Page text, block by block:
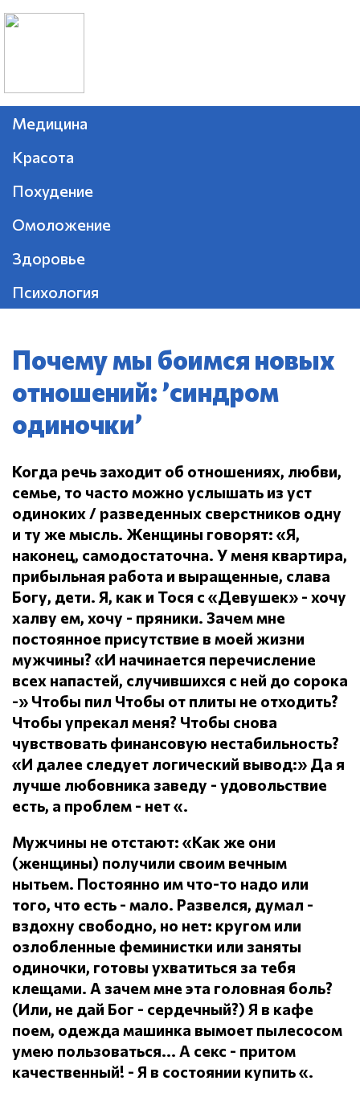
Медицина
Красота
Похудение
Омоложение
Здоровье
Психология
Почему мы боимся новых
отношений: ’синдром
одиночки’
Когда речь заходит об отношениях, любви,
семье, то часто можно услышать из уст
одиноких / разведенных сверстников одну
и ту же мысль. Женщины говорят: «Я,
наконец, самодостаточна. У меня квартира,
прибыльная работа и выращенные, слава
Богу, дети. Я, как и Тося с «Девушек» - хочу
халву ем, хочу - пряники. Зачем мне
постоянное присутствие в моей жизни
мужчины? «И начинается перечисление
всех напастей, случившихся с ней до сорока
-» Чтобы пил Чтобы от плиты не отходить?
Чтобы упрекал меня? Чтобы снова
чувствовать финансовую нестабильность?
«И далее следует логический вывод:» Да я
лучше любовника заведу - удовольствие
есть, а проблем - нет «.
Мужчины не отстают: «Как же они
(женщины) получили своим вечным
нытьем. Постоянно им что-то надо или
того, что есть - мало. Развелся, думал -
вздохну свободно, но нет: кругом или
озлобленные феминистки или заняты
одиночки, готовы ухватиться за тебя
клещами. А зачем мне эта головная боль?
(Или, не дай Бог - сердечный?) Я в кафе
поем, одежда машинка вымоет пылесосом
умею пользоваться... А секс - притом
качественный! - Я в состоянии купить «.